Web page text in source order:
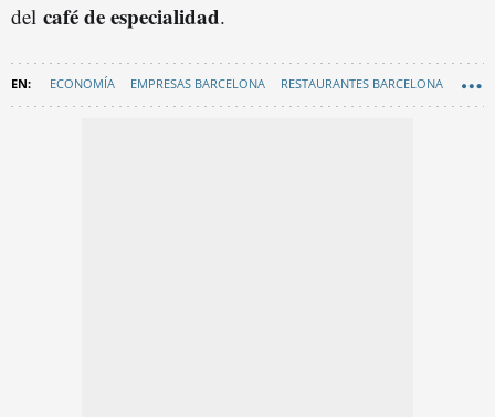
del café de especialidad.
ECONOMÍA EMPRESAS BARCELONA RESTAURANTES BARCELONA